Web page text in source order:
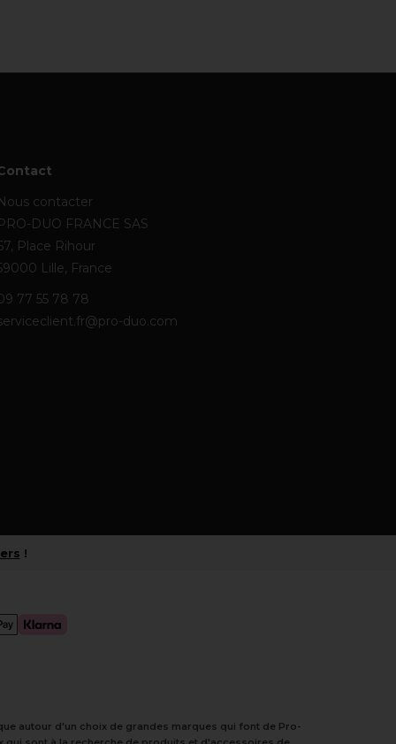
contacter
DUO FRANCE SAS
Place Rihour
Lille, France
77 55 78 78
duo.com
!
autour d'un choix de grandes marques qui font de Pro-